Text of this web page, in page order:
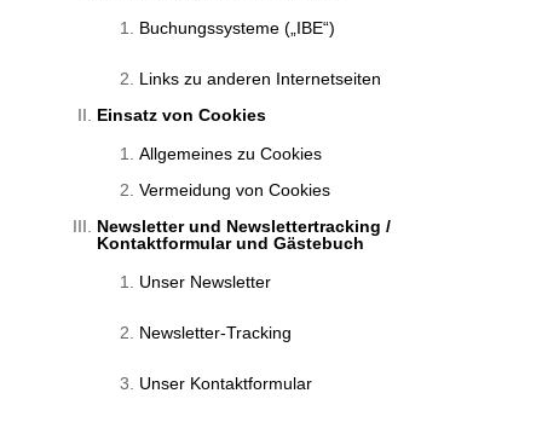
Buchungssysteme („IBE“)
Links zu anderen Internetseiten
Einsatz von Cookies
Allgemeines zu Cookies
Vermeidung von Cookies
Newsletter und Newslettertracking /
Kontaktformular und Gästebuch
Unser Newsletter
Newsletter-Tracking
Unser Kontaktformular